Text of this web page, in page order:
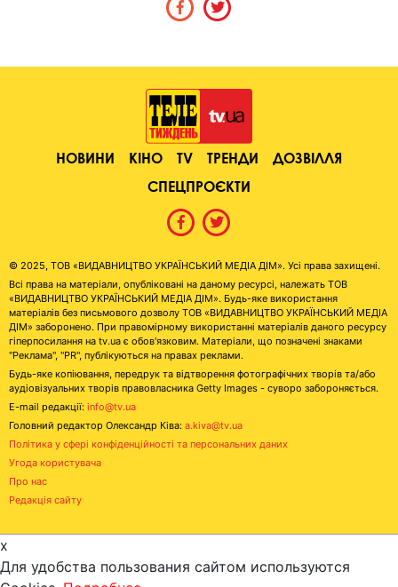
НОВИНИ КІНО TV ТРЕНДИ
ДОЗВІЛЛЯ
СПЕЦПРОЄКТИ
© 2025, ТОВ «ВИДАВНИЦТВО УКРАЇНСЬКИЙ МЕДІА ДІМ». Усі права захищені.
Всі права на матеріали, опубліковані на даному ресурсі, належать ТОВ
«ВИДАВНИЦТВО УКРАЇНСЬКИЙ МЕДІА ДІМ». Будь-яке використання
матеріалів без письмового дозволу ТОВ «ВИДАВНИЦТВО УКРАЇНСЬКИЙ МЕДІА
ДІМ» заборонено. При правомірному використанні матеріалів даного ресурсу
гіперпосилання на tv.ua є обов'язковим. Матеріали, що позначені знаками
"Реклама", "PR", публікуються на правах реклами.
Будь-яке копіювання, передрук та відтворення фотографічних творів та/або
аудіовізуальних творів правовласника Getty Images - суворо забороняється.
E-mail редакції: info@tv.ua
Головний редактор Олександр Ківа: a.kiva@tv.ua
Політика у сфері конфіденційності та персональних даних
Угода користувача
Про нас
Редакція сайту
x
Для удобства пользования сайтом используются